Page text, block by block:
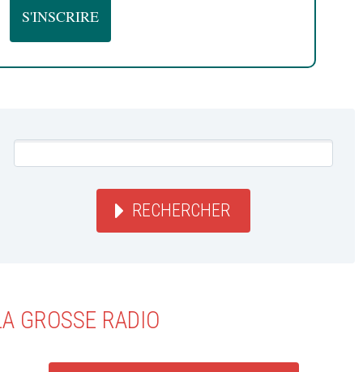
RECHERCHER
GROSSE RADIO